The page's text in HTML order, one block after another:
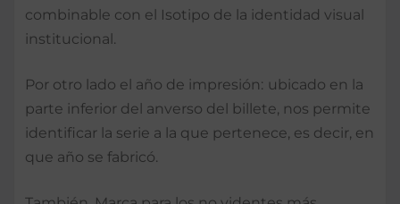
combinable con el Isotipo de la identidad visual
institucional.
Por otro lado el año de impresión: ubicado en la
parte inferior del anverso del billete, nos permite
identificar la serie a la que pertenece, es decir, en
que año se fabricó.